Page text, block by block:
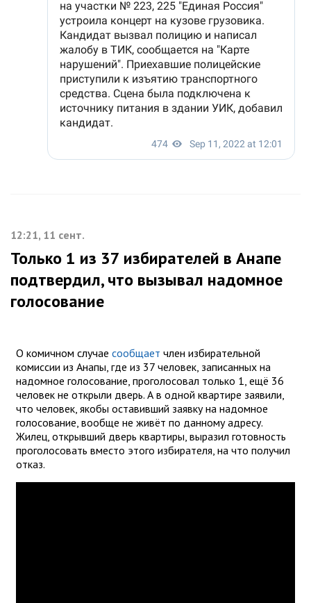
12:21, 11 сент.
Только 1 из 37 избирателей в Анапе
подтвердил, что вызывал надомное
голосование
О комичном случае сообщает член избирательной
комиссии из Анапы, где из 37 человек, записанных на
надомное голосование, проголосовал только 1, ещё 36
человек не открыли дверь. А в одной квартире заявили,
что человек, якобы оставивший заявку на надомное
голосование, вообще не живёт по данному адресу.
Жилец, открывший дверь квартиры, выразил готовность
проголосовать вместо этого избирателя, на что получил
отказ.